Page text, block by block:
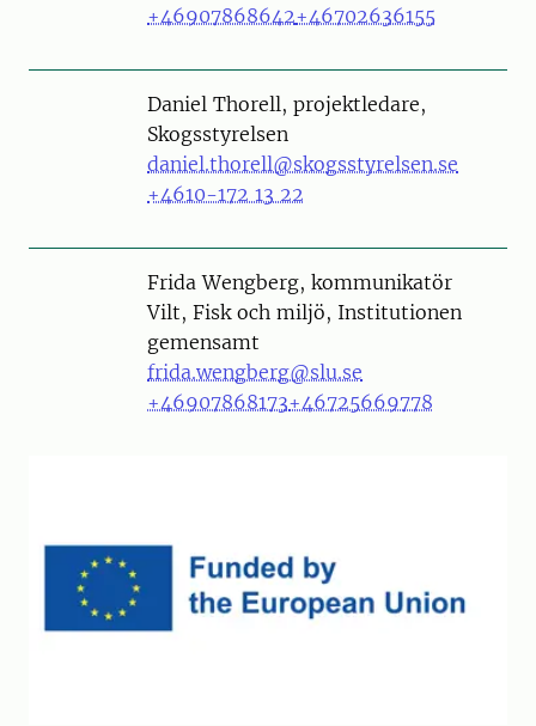
+46907868642+46702636155
Daniel Thorell, projektledare,
Skogsstyrelsen
daniel.thorell@skogsstyrelsen.se
+4610-172 13 22
PersonFrida Wengberg, kommunikatör
Vilt, Fisk och miljö, Institutionen
gemensamt
frida.wengberg@slu.se
+46907868173+46725669778